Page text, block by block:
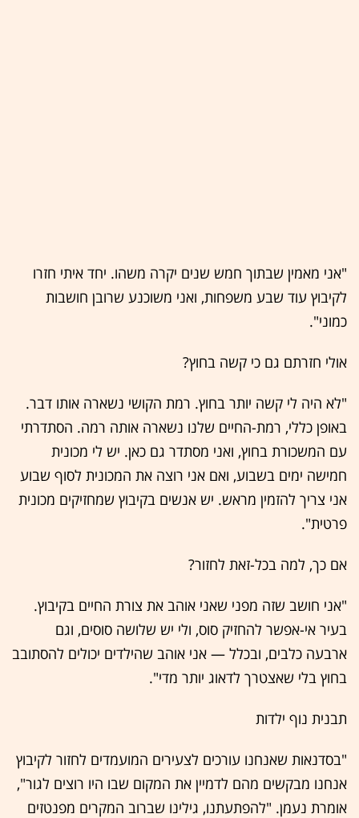
"אני מאמין שבתוך חמש שנים יקרה משהו. יחד איתי חזרו
לקיבוץ עוד שבע משפחות, ואני משוכנע שרובן חושבות
כמוני".
אולי חזרתם גם כי קשה בחוץ?
"לא היה לי קשה יותר בחוץ. רמת הקושי נשארה אותו דבר.
באופן כללי, רמת-החיים שלנו נשארה אותה רמה. הסתדרתי
עם המשכורת בחוץ, ואני מסתדר גם כאן. יש לי מכונית
חמישה ימים בשבוע, ואם אני רוצה את המכונית לסוף שבוע
אני צריך להזמין מראש. יש אנשים בקיבוץ שמחזיקים מכונית
פרטית".
אם כך, למה בכל-זאת לחזור?
"אני חושב שזה מפני שאני אוהב את צורת החיים בקיבוץ.
בעיר אי-אפשר להחזיק סוס, ולי יש שלושה סוסים, וגם
ארבעה כלבים, ובכלל — אני אוהב שהילדים יכולים להסתובב
בחוץ בלי שאצטרך לדאוג יותר מדי".
תבנית נוף ילדות
"בסדנאות שאנחנו עורכים לצעירים המועמדים לחזור לקיבוץ
אנחנו מבקשים מהם לדמיין את המקום שבו היו רוצים לגור",
אומרת נעמן. "להפתעתנו, גילינו שברוב המקרים מפנטזים